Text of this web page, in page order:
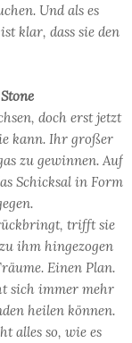
Und als es
klar, dass sie den
doch erst jetzt
kann. Ihr großer
zu gewinnen. Auf
Schicksal in Form
trifft sie
ihm hingezogen
Einen Plan.
sich immer mehr
heilen können.
alles so, wie es